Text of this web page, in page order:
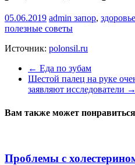
05.06.2019 admin запор, здоровье
полезные советы
Источник: polonsil.ru
← Еда по зубам
Шестой палец на руке
заявляют исследователи →
Вам также может понравиться
Проблемы с